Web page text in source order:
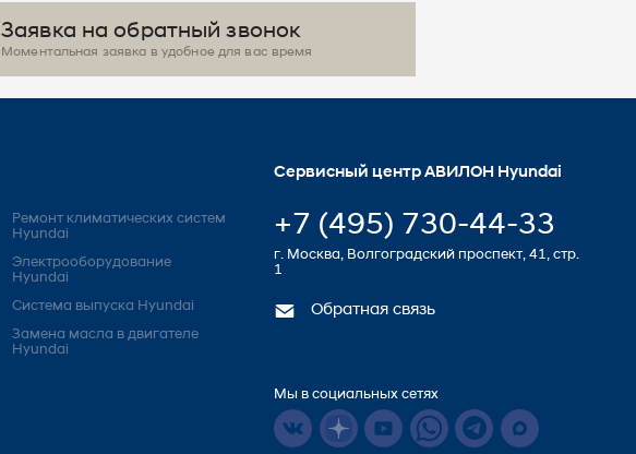
Заявка на обратный звонок
Моментальная заявка в удобное для вас время
Ремонт климатических систем
Hyundai
Электрооборудование
Hyundai
Система выпуска Hyundai
Замена масла в двигателе
Hyundai
Сервисный центр АВИЛОН Hyundai
+7 (495) 730-44-33
г. Москва, Волгоградский проспект, 41, стр.
1
Обратная связь
Мы в социальных сетях